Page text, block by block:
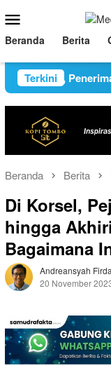
ke
kontenMobile
Beranda Berita
Terkini
Penerima
Beranda Berita
Di Korsel,
hingga
Bagaimana
Andreansyah
20 November